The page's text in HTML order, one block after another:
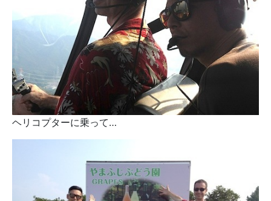
ヘリコプターに乗って…